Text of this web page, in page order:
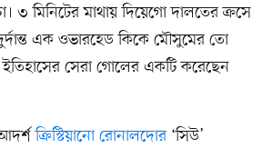
৩ মিনিটের মাথায় দিয়েগো দালতের ক্রসে
এক ওভারহেড কিকে মৌসুমের তো
ইতিহাসের সেরা গোলের একটি করেছেন
ক্রিস্টিয়ানো রোনালদোর‘সিউ’